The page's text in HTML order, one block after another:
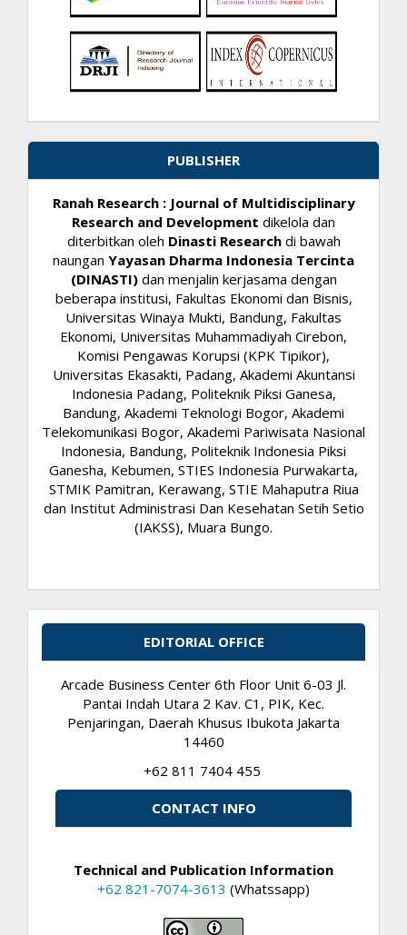
PUBLISHER
Ranah Research : Journal of Multidisciplinary
Research and Development dikelola dan
diterbitkan oleh Dinasti Research di bawah
naungan Yayasan Dharma Indonesia Tercinta
(DINASTI)dan menjalin kerjasama dengan
beberapa institusi, Fakultas Ekonomi dan Bisnis,
Universitas Winaya Mukti, Bandung, Fakultas
Ekonomi, Universitas Muhammadiyah Cirebon,
Komisi Pengawas Korupsi (KPK Tipikor),
Universitas Ekasakti, Padang, Akademi Akuntansi
Indonesia Padang, Politeknik Piksi Ganesa,
Bandung, Akademi Teknologi Bogor, Akademi
Telekomunikasi Bogor, Akademi Pariwisata Nasional
Indonesia, Bandung, Politeknik Indonesia Piksi
Ganesha, Kebumen, STIES Indonesia Purwakarta,
STMIK Pamitran, Kerawang, STIE Mahaputra Riua
dan Institut Administrasi Dan Kesehatan Setih Setio
(IAKSS), Muara Bungo.
EDITORIAL OFFICE
Arcade Business Center 6th Floor Unit 6-03 Jl.
Pantai Indah Utara 2 Kav. C1, PIK, Kec.
Penjaringan, Daerah Khusus Ibukota Jakarta
14460
+62 811 7404 455
CONTACT INFO
Technical and Publication Information
+62 821-7074-3613 (Whatssapp)